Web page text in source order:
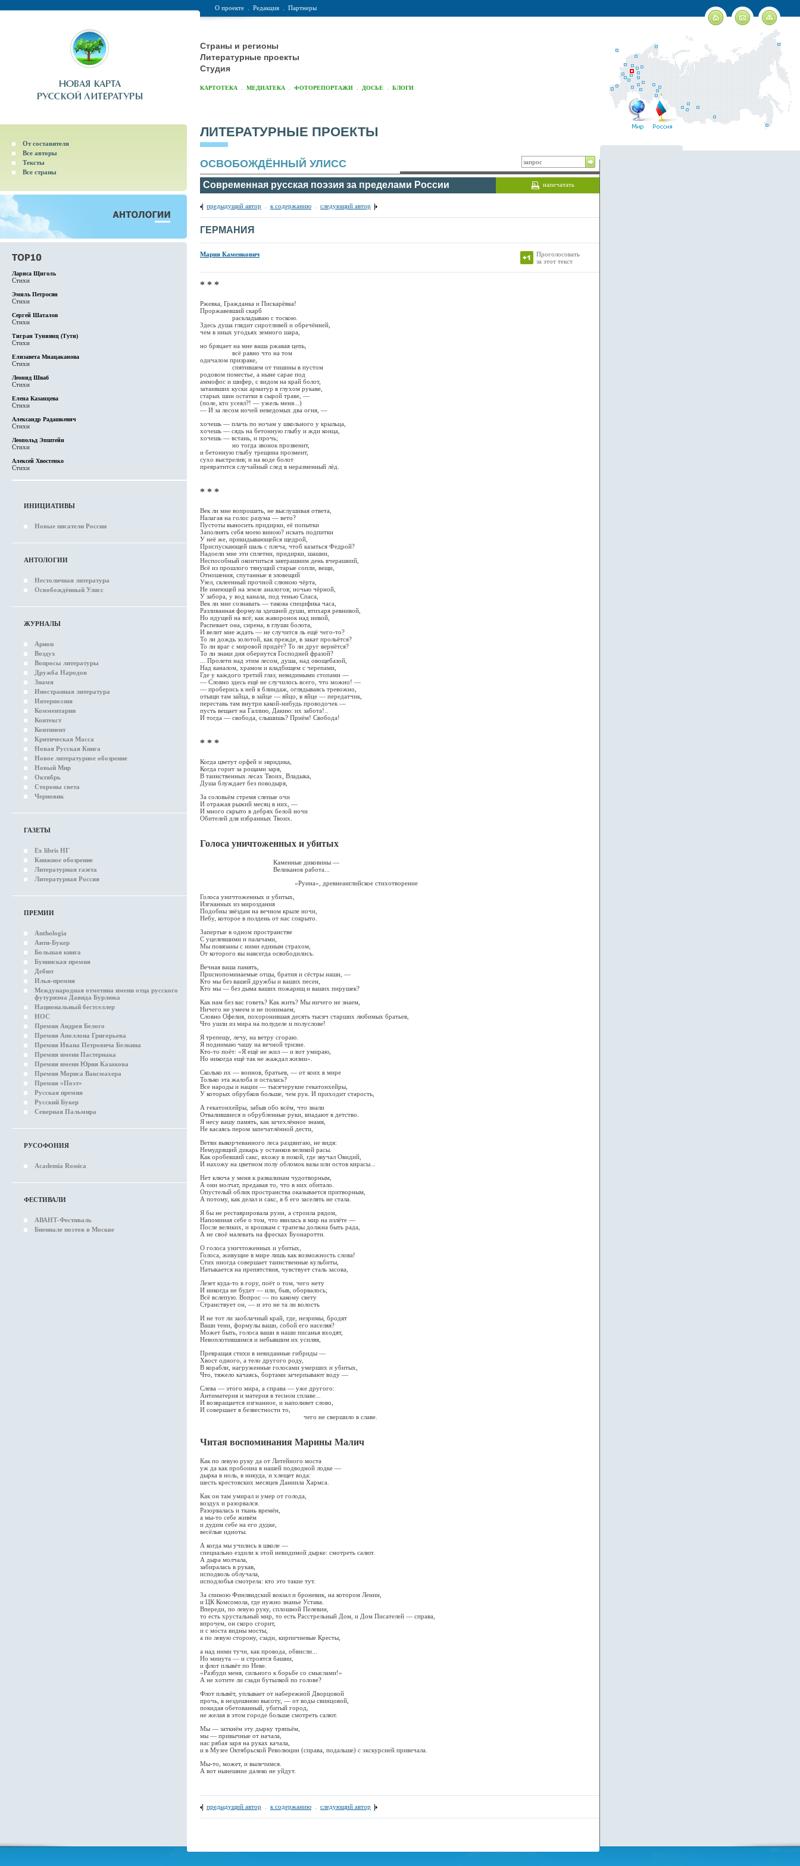
О проекте Редакция Партнеры
Страны и регионы
Литературные проекты
Студия
КАРТОТЕКА МЕДИАТЕКА ФОТОРЕПОРТАЖИ ДОСЬЕ БЛОГИ
От составителя
Все авторы
Тексты
Все страны
Лариса Щиголь
Стихи
Эмиль Петросян
Стихи
Сергей Шаталов
Стихи
Тигран Туниянц (Тути)
Стихи
Елизавета Мнацаканова
Стихи
Леонид Шваб
Стихи
Елена Казанцева
Стихи
Александр Радашкевич
Стихи
Леопольд Эпштейн
Стихи
Алексей Хвостенко
Стихи
ИНИЦИАТИВЫ
Новые писатели России
АНТОЛОГИИ
Нестоличная литература
Освобождённый Улисс
ЖУРНАЛЫ
Арион
Воздух
Вопросы литературы
Дружба Народов
Знамя
Иностранная литература
Интерпоэзия
Комментарии
Контекст
Континент
Критическая Масса
Новая Русская Книга
Новое литературное обозрение
Новый Мир
Октябрь
Стороны света
Черновик
ГАЗЕТЫ
Ex libris НГ
Книжное обозрение
Литературная газета
Литературная Россия
ПРЕМИИ
Anthologia
Анти-Букер
Большая книга
Бунинская премия
Дебют
Илья-премия
Международная отметина имени отца русского
футуризма Давида Бурлюка
Национальный бестселлер
НОС
Премия Андрея Белого
Премия Аполлона Григорьева
Премия Ивана Петровича Белкина
Премия имени Пастернака
Премия имени Юрия Казакова
Премия Мориса Ваксмахера
Премия «Поэт»
Русская премия
Русский Букер
Северная Пальмира
РУСОФОНИЯ
Academia Rossica
ФЕСТИВАЛИ
АВАНТ-Фестиваль
Биеннале поэтов в Москве
ЛИТЕРАТУРНЫЕ ПРОЕКТЫ
ОСВОБОЖДЁННЫЙ УЛИСС
Современная русская поэзия за пределами России напечатать
предыдущий автор к содержанию следующий автор
ГЕРМАНИЯ
Мария Каменкович
Проголосовать
за этот текст
* * *
Ржевка, Гражданка и Пискарёвка!
Проржавевший скарб
раскладываю с тоскою.
Здесь душа глядит сиротливей и обречённей,
чем в иных угодьях земного шара,
но бряцает на мне ваша ржавая цепь,
всё равно что на том
одичалом призраке,
спятившем от тишины в пустом
родовом поместье, а ныне сарае под
аммофос и шифер, с видом на край болот,
затаивших куски арматур в глухом рукаве,
старых шин остатки в сырой траве, —
(поле, кто усеял?! — ужель меня...)
— И за лесом ночей неведомых два огня, —
хочешь — плачь по ночам у школьного у крыльца,
хочешь — сядь на бетонную глыбу и жди конца,
хочешь — встань, и прочь;
но тогда звонок прозвенит,
и бетонную глыбу трещина прозмеит,
сухо выстрелив; и на воде болот
превратится случайный след в неразменный лёд.
* * *
Век ли мне вопрошать, не выслушивая ответа,
Налагая на голос разума — вето?
Пустоты выносить придирки, её попытки
Заполнять себя моею виною? искать подпитки
У неё же, прикидывающейся щедрой,
Приспускающей шаль с плеча, чтоб казаться Федрой?
Надоели мне эти сплетни, придирки, шашни,
Неспособный окончиться завтрашним день вчерашний,
Всё из прошлого тянущий старые сопли, вещи,
Отношения, спутанные в зловещий
Узел, склеенный прочной слюною чёрта,
Не имеющей на земле аналогов; ночью чёрной,
У забора, у вод канала, под тенью Спаса,
Век ли мне сознавать — такова специфика часа,
Разливанная формула здешней души, втихаря ревнивой,
Но идущей на всё; как жаворонок над нивой,
Распевает она, сирена, в глуши болота,
И велит мне ждать — не случится ль ещё чего-то?
То ли дождь золотой, как прежде, в закат прольётся?
То ли враг с мировой придёт? То ли друг вернётся?
То ли знаки дня обернутся Господней фразой?
... Пролети над этим лесом, душа, над овощебазой,
Над каналом, храмом и кладбищем с черепами,
Где у каждого третий глаз; невидимыми стопами —
— Словно здесь ещё не случилось всего, что можно! —
— проберись к ней в блиндаж, оглядываясь тревожно,
отыщи там зайца, в зайце — яйцо, в яйце — передатчик,
переставь там внутри какой-нибудь проводочек —
пусть вещает на Галлию, Дакию: их забота!..
И тогда — свобода, слышишь? Приём! Свобода!
* * *
Когда цветут орфей и эвридика,
Когда горит за рощами заря,
В таинственных лесах Твоих, Владыка,
Душа блуждает без поводыря,
За соловьём стремя слепые очи
И отражая рыжий месяц в них, —
И много скрыто в дебрях белой ночи
Обителей для избранных Твоих.
Голоса уничтоженных и убитых
Каменные диковины —
Великанов работа...
«Руина», древнеанглийское стихотворение
Голоса уничтоженных и убитых,
Изгнанных из мироздания
Подобны звёздам на вечном крыле ночи,
Небу, которое в полдень от нас сокрыто.
Запертые в одном пространстве
С уцелевшими и палачами,
Мы повязаны с ними единым страхом,
От которого вы навсегда освободились.
Вечная ваша память,
Приснопоминаемые отцы, братия и сёстры наши, —
Кто мы без вашей дружбы и ваших песен,
Кто мы — без дыма ваших пожарищ и ваших пирушек?
Как нам без вас говеть? Как жить? Мы ничего не знаем,
Ничего не умеем и не понимаем,
Словно Офелия, похоронившая десять тысяч старших любимых братьев,
Что ушли из мира на полуделе и полуслове!
Я трепещу, лечу, на ветру сгораю.
Я поднимаю чашу на вечной тризне.
Кто-то поёт: «Я ещё не жил — и вот умираю,
Но никогда ещё так не жаждал жизни».
Сколько их — воинов, братьев, — от коих в мире
Только эта жалоба и осталась?
Все народы и нации — тысячерукие гекатонхейры,
У которых обрубков больше, чем рук. И приходит старость,
А гекатонхейры, забыв обо всём, что знали
Отвалившиеся и обрубленные руки, впадают в детство.
Я несу вашу память, как зачехлённое знамя,
Не касаясь пером запечатлённой дести,
Ветви выкорчеванного леса раздвигаю, не видя:
Немудрящий дикарь у останков великой расы.
Как оробевший сакс, вхожу в покой, где звучал Овидий,
И нахожу на цветном полу обломок вазы или остов кирасы...
Нет ключа у меня к развалинам чудотворным,
А они молчат, предавая то, что в них обитало.
Опустелый облик пространства оказывается притворным,
А потому, как делал и сакс, я б его заселять не стала.
Я бы не реставрировала руин, а строила рядом,
Напоминая себе о том, что явилась в мир на излёте —
После великих, и крошкам с трапезы должна быть рада,
А не своё малевать на фресках Буонаротти.
О голоса уничтоженных и убитых,
Голоса, живущие в мире лишь как возможность слова!
Стих иногда совершает таинственные кульбиты,
Натыкается на препятствия, чувствует сталь засова,
Лезет куда-то в гору, поёт о том, чего нету
И никогда не будет — или, быв, оборвалось;
Всё вслепую. Вопрос — по какому свету
Странствует он, — и это не та ли волость
И не тот ли заоблачный край, где, незримы, бродят
Ваши тени, формулы ваши, собой его населяя?
Может быть, голоса ваши в наши писанья входят,
Невоплотившимся и небывшим их усиляя,
Превращая стихи в невиданные гибриды —
Хвост одного, а тело другого роду,
В корабли, нагруженные голосами умерших и убитых,
Что, тяжело качаясь, бортами зачерпывают воду —
Слева — этого мира, а справа — уже другого:
Антиматерия и материя в тесном сплаве...
И возвращается изгнанное, и наполняет слово,
И совершает в безвестности то,
чего не свершило в славе.
Читая воспоминания Марины Малич
Как по левую руку да от Литейного моста
уж да как пробоина в нашей подводной лодке —
дырка в ноль, в никуда, и хлещет вода:
шесть крестовских месяцев Даниила Хармса.
Как он там умирал и умер от голода,
воздух и разорвался.
Разорвалась и ткань времён,
а мы-то себе живём
и дудим себе на его дудке,
весёлые идиоты.
А когда мы учились в школе —
специально ездили к этой невидимой дырке: смотреть салют.
А дыра молчала,
забиралась в рукав,
исподволь облучала,
исподлобья смотрела: кто это такие тут.
За спиною Финляндский вокзал и броневик, на котором Ленин,
и ЦК Комсомола, где нужно знанье Устава.
Впереди, по левую руку, сплошной Пелевин,
то есть хрустальный мир, то есть Расстрельный Дом, и Дом Писателей — справа,
впрочем, он скоро сгорит,
и с мо́ста видны мосты,
а по левую сторону, сзади, кирпичневые Кресты,
а над ними тучи, как провода, обвисли...
Но минута — и строятся башни,
и флот плывёт по Неве.
«Разбуди меня, сильного к борьбе со смыслами!»
А не хотите ли сзади бутылкой по голове?
Флот плывёт, уплывает от набережной Дворцовой
прочь, в нездешнюю высоту, — от воды свинцовой,
покидая обетованный, убитый город,
не желая в этом городе больше смотреть салют.
Мы — заткнём эту дырку тряпьём,
мы — привычные от начала,
нас рябая заря на руках качала,
и в Музее Октябрьской Революции (справа, подальше) с экскурсией привечала.
Мы-то, может, и вылечимся.
А вот нынешние далеко не уйдут.
предыдущий автор к содержанию следующий автор